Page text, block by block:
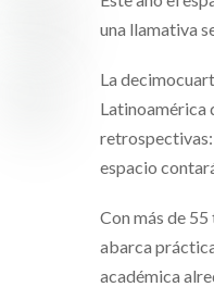
una llamativa
La
Latinoamérica
retrospectivas:
espacio
Con más de
abarca
académica